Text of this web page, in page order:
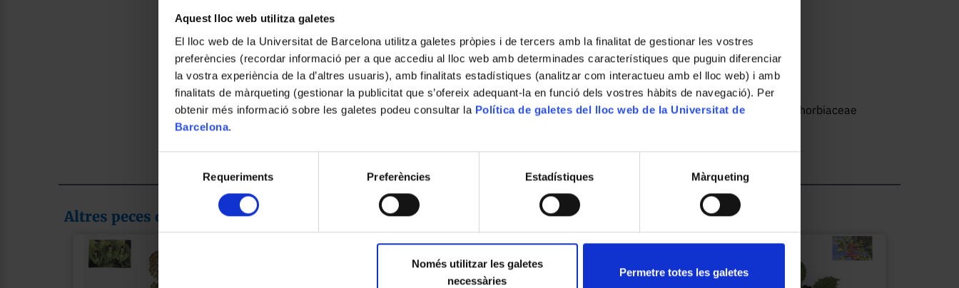
Aquest lloc web utilitza galetes
El lloc web de la Universitat de Barcelona utilitza galetes pròpies i de tercers amb la finalitat de gestionar les vostres
preferències (recordar informació per a que accediu al lloc web amb determinades característiques que puguin diferenciar
la vostra experiència de la d’altres usuaris), amb finalitats estadístiques (analitzar com interactueu amb el lloc web) i amb
finalitats de màrqueting (gestionar la publicitat que s’ofereix adequant-la en funció dels vostres hàbits de navegació). Per
obtenir més informació sobre les galetes podeu consultar la Política de galetes del lloc web de la Universitat de
Barcelona.
Requeriments Preferències Estadístiques Màrqueting
Només utilitzar les galetes
necessàries
Permetre totes les galetes
Ubicació
CRAI CeDocBiV. Baldiri Reixac, 2
Descripció
Taxonomia: Plantae // Tracheophyta // Magnoliopsida // Malpighiales // Euphorbiaceae
Altres peces de la col·lecció